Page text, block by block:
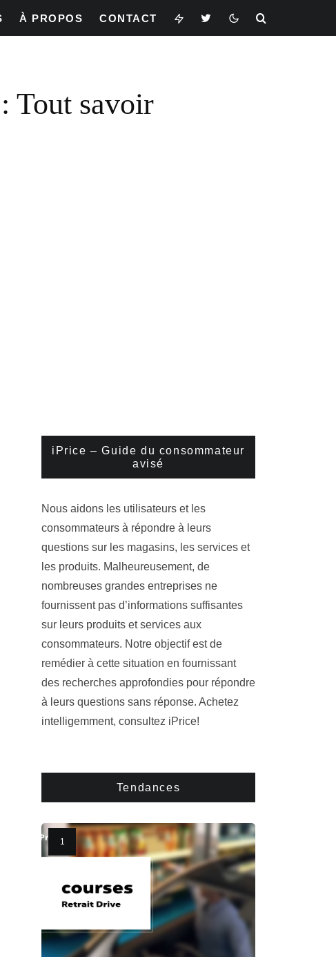
À PROPOS CONTACT
Tout savoir
iPrice – Guide du consommateur
avisé
Nous aidons les utilisateurs et les
consommateurs à répondre à leurs
questions sur les magasins, les services et
les produits. Malheureusement, de
nombreuses grandes entreprises ne
fournissent pas d’informations suffisantes
sur leurs produits et services aux
consommateurs. Notre objectif est de
remédier à cette situation en fournissant
des recherches approfondies pour répondre
à leurs questions sans réponse. Achetez
intelligemment, consultez iPrice!
Tendances